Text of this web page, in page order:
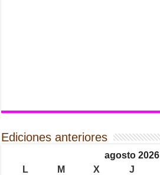
Ediciones anteriores
agosto 2026
L
M X J